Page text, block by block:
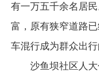
有一万五千余名居
富，原有狭窄道路
车混行成为群众出行
沙鱼坝社区人大